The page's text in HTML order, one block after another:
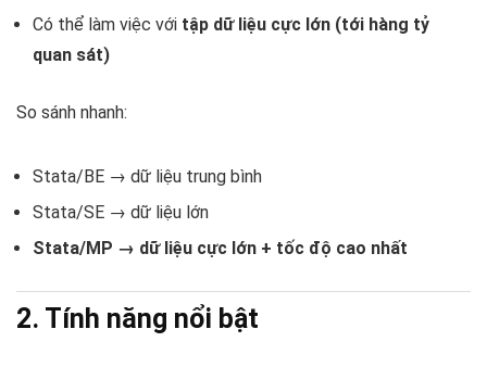
Có thể làm việc với tập dữ liệu cực lớn (tới hàng tỷ
quan sát)
So sánh nhanh:
Stata/BE → dữ liệu trung bình
Stata/SE → dữ liệu lớn
Stata/MP → dữ liệu cực lớn + tốc độ cao nhất
2. Tính năng nổi bật